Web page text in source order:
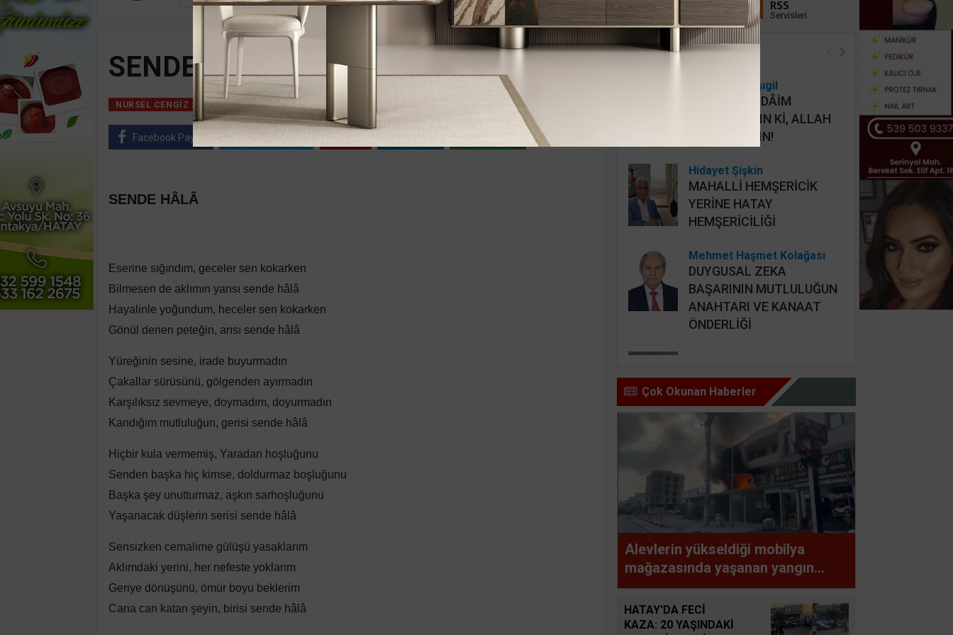
SENDE HÂLÂ
NURSEL CENGIZ SEÇER 18 Mayıs, 2026, Pazartesi 11:22
Facebook Paylaş Twitter Paylaş
SENDE HÂLÂ
Eserine sığındım, geceler sen kokarken
Bilmesen de aklımın yarısı sende hâlâ
Hayalinle yoğundum, heceler sen kokarken
Gönül denen peteğin, arısı sende hâlâ
Yüreğinin sesine, irade buyurmadın
Çakallar sürüsünü, gölgenden ayırmadın
Karşılıksız sevmeye, doymadım, doyurmadın
Kandığım mutluluğun, gerisi sende hâlâ
Hiçbir kula vermemiş, Yaradan hoşluğunu
Senden başka hiç kimse, doldurmaz boşluğunu
Başka şey unutturmaz, aşkın sarhoşluğunu
Yaşanacak düşlerin serisi sende hâlâ
Sensizken cemalime gülüşü yasaklarım
Aklımdaki yerini, her nefeste yoklarım
Geriye dönüşünü, ömür boyu beklerim
Cana can katan şeyin, birisi sende hâlâ
Linkedin RSS
Servisleri
Köşe Yazarları
Osman Onbaşıgil
ALLAHI HER DÂİM
İHLASLA ANIN Kİ, ALLAH
DA SİZİ ANSIN!
Hidayet Şişkin
MAHALLİ HEMŞERİCİK
YERİNE HATAY
HEMŞERİCİLİĞİ
Mehmet Haşmet Kolağası
DUYGUSAL ZEKA
BAŞARININ MUTLULUĞUN
ANAHTARI VE KANAAT
ÖNDERLİĞİ
GÜZEL İNSAN ŞARTI BU,
HAZ OLMAZ DAR’A KARŞI
BİR BAŞIMIZI KALDIRIP
YAPILAN ANLAŞMALARI
GÖREBİLSEK
Süleyman GÖKSU
Zaferler Ayı Ağustos
Sucan
AYNI ENKAZIN TOZUNU
Çok Okunan Haberler
Alevlerin yükseldiği mobilya
mağazasında yaşanan yangın
apartmanda paniğe neden oldu
HATAY'DA FECİ
KAZA: 20 YAŞINDAKİ